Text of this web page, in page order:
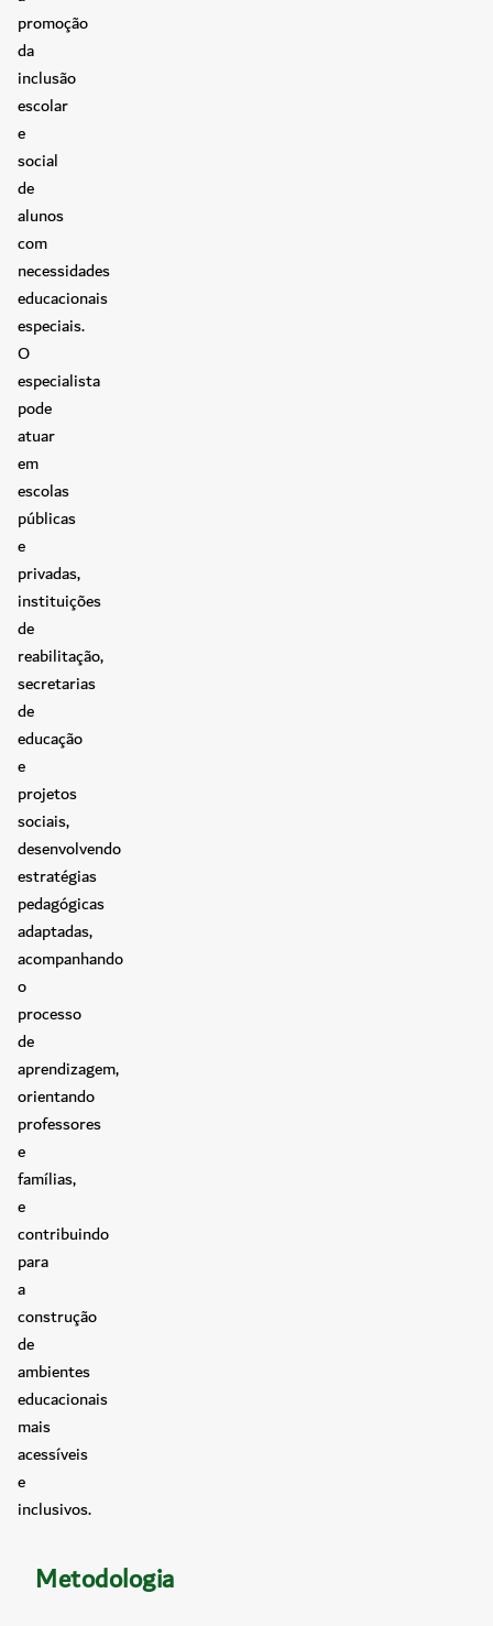
promoção
da
inclusão
escolar
e
social
de
alunos
com
necessidades
educacionais
especiais.
O
especialista
pode
atuar
em
escolas
públicas
e
privadas,
instituições
de
reabilitação,
secretarias
de
educação
e
projetos
sociais,
desenvolvendo
estratégias
pedagógicas
adaptadas,
acompanhando
o
processo
de
aprendizagem,
orientando
professores
e
famílias,
e
contribuindo
para
a
construção
de
ambientes
educacionais
mais
acessíveis
e
inclusivos.
Metodologia